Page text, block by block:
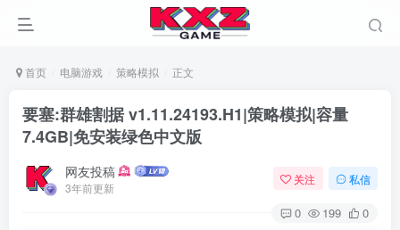
首页 电脑游戏 策略模拟 正文
要塞:群雄割据 v1.11.24193.H1|策略模拟|容量
7.4GB|免安装绿色中文版
网友投稿
3年前更新
关注 私信
0 199 0